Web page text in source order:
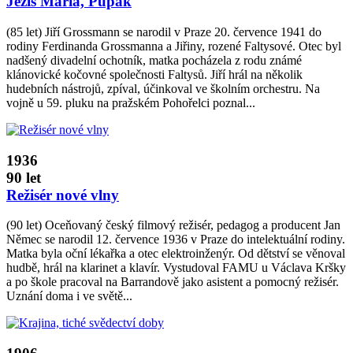
(85 let) Jiří Grossmann se narodil v Praze 20. července 1941 do
rodiny Ferdinanda Grossmanna a Jiřiny, rozené Faltysové. Otec byl
nadšený divadelní ochotník, matka pocházela z rodu známé
klánovické kočovné společnosti Faltysů. Jiří hrál na několik
hudebních nástrojů, zpíval, účinkoval ve školním orchestru. Na
vojně u 59. pluku na pražském Pohořelci poznal...
1936
90 let
Režisér nové vlny
(90 let) Oceňovaný český filmový režisér, pedagog a producent Jan
Němec se narodil 12. července 1936 v Praze do intelektuální rodiny.
Matka byla oční lékařka a otec elektroinženýr. Od dětství se věnoval
hudbě, hrál na klarinet a klavír. Vystudoval FAMU u Václava Kršky
a po škole pracoval na Barrandově jako asistent a pomocný režisér.
Uznání doma i ve světě...